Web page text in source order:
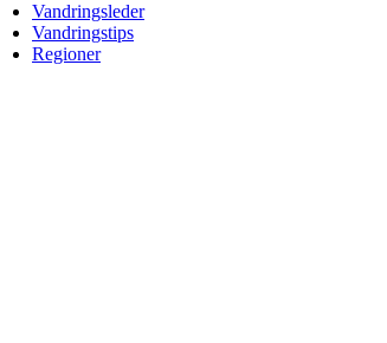
Vandringsleder
Vandringstips
Regioner